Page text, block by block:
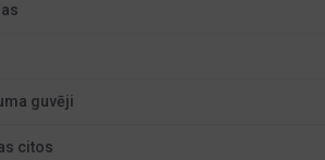
guvēji
citos